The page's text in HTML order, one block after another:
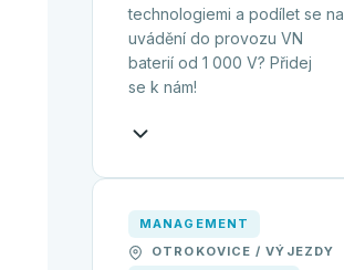
technologiemi a podílet se na
uvádění do provozu VN
baterií od 1 000 V? Přidej
se k nám!
MANAGEMENT
OTROKOVICE / VÝJEZDY